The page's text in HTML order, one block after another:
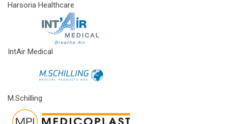
Harsoria Healthcare
IntAir Medical
M.Schilling